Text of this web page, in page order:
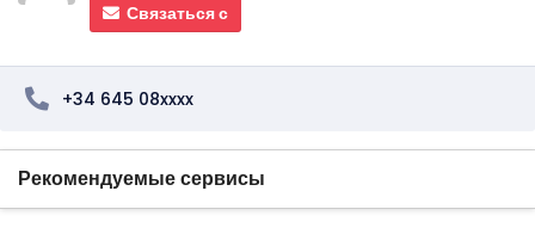
Связаться с
+34 645 08xxxx
Рекомендуемые сервисы